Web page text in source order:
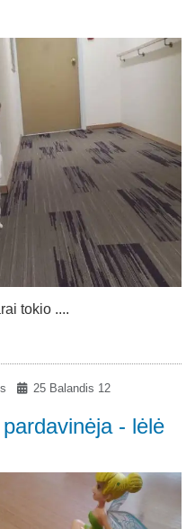
tokio ....
25 Balandis 12
- lėlė